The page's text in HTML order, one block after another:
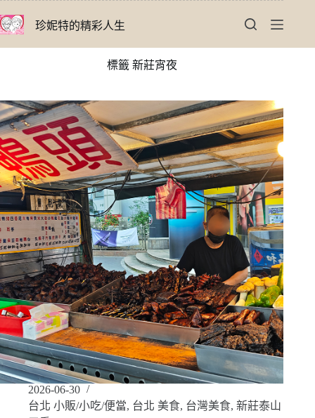
至
珍妮特的精彩人生
標籤新莊宵夜
2026-06-30
台北 小販/小吃/便當, 台北 美食, 台灣美食, 新莊泰山